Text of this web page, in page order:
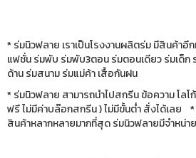
* ร่มนิวฟลาย เราเป็นโรงงานผลิตร่ม มีสินค้าอี
แฟชั่น ร่มพับ ร่มพับ3ตอน ร่มตอนเดียว ร่มเด็ก
ด้าน ร่มสนาม ร่มแม่ค้า เสื้อกันฝน
* ร่มนิวฟลาย สามารถนำไปสกรีน ข้อความ โล
ฟรี ไม่มีค่าบล๊อกสกรีน ) ไม่มีขั้นต่ำ สั่งได้เลย *
สินค้าหลากหลายมากที่สุด ร่มนิวฟลายมีจำหน่า